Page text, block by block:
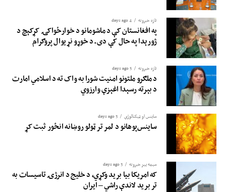
تازه خبرونه 4 days ago
په افغانستان کې د ماشومانو د خوارځواکۍ کړکېچ د
ژورېدا په حال کې دی ـ د خوړو نړیوال پروګرام
تازه خبرونه 5 days ago
د ملګرو ملتونو امنیت شورا به واک ته د اسلامي امارت
د بېرته رسېدا اغېزې وارزوي
ساینس او ​​ټیکنالوژي 3 days ago
ساینس‌پوهانو د لمر تر ټولو روښانه انځور ثبت کړ
سیمه ییز خبرونه 3 days ago
که امریکا بیا برید وکړي، د خلیج د انرژۍ تاسیسات به
تر برید لاندې راشي – ایران